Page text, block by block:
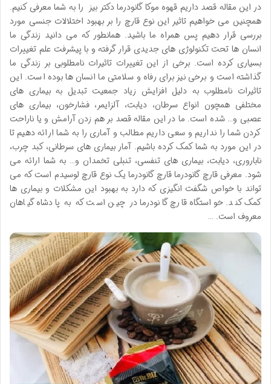
در این مقاله قصد داریم قهوه موکا گانودرما دکتر بیز را به شما معرفی کنیم.
همچنین می خواهیم تاثیر این نوع قارچ را بر بهبود اختلالات جنسی مورد
بررسی قرار دهیم پس همراه ما باشید. همانطور که می دانید زندگی ما
انسان ها تحت تکنولوژی های جدیدی قرار گرفته و با پیشرفت علم تغییرات
بسیاری کرده است. برخی از این تغییرات تاثیرات نامطلوبی بر زندگی ما
گذاشته است و برخی نیز برای رفاه و سلامتی ما انسان ها بوده است. این
تاثیرات نامطلوب به دلیل افزایش زیاد جمعیت تبدیل به بیماری های
مختلفی همچون انواع سرطان، دیابت، آلزایمر، فشارخون، بیماری های
عصبی و… شده است. ما در این مقاله قصد بر هم زدن آرامش و یا ناراحت
کردن شما را نداریم و سعی داریم مطالب و آماری را به شما ارائه دهیم تا
در این مورد به شما کمک کرده باشیم. آمار بیماری های سرطانی، کبد چرب،
ناباروری، دیابت، بیماری های تنفسی، تنبلی تخمدان و… به شما ارائه می
شود. معرفی قارچ گانودرما قارچ گانودرما یک نوع قارچ لوسیدم است که می
تواند با خواص شگفت انگیزی که دارد به بهبود این مشکلات و بیماری ها
کمک کند. خواستگاه قارچ گانودرما در چین است که به پادشاه گیاهان
معروف است. …